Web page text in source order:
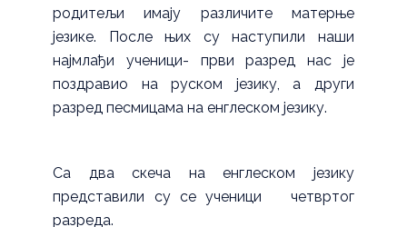
родитељи имају различите матерње
језике. После њих су наступили наши
најмлађи ученици- први разред нас је
поздравио на руском језику, а други
разред песмицама на енглеском језику.
Са два скеча на енглеском језику
представили су се ученици четвртог
разреда.